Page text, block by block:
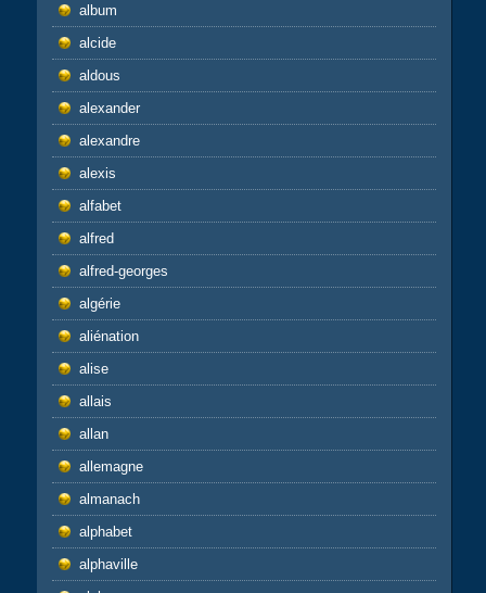
album
alcide
aldous
alexander
alexandre
alexis
alfabet
alfred
alfred-georges
algérie
aliénation
alise
allais
allan
allemagne
almanach
alphabet
alphaville